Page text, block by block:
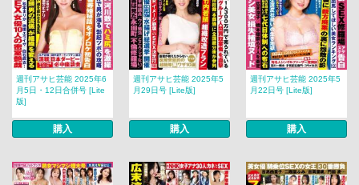
週刊アサヒ芸能 2025年6
月5日・12日合併号 [Lite
版]
購入
週刊アサヒ芸能 2025年5
月29日号 [Lite版]
購入
週刊アサヒ芸能 2025年5
月22日号 [Lite版]
購入